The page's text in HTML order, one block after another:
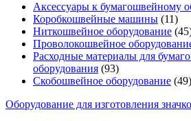
Аксессуары к бумагошвейному
Коробкошвейные машины (11)
Ниткошвейное оборудование
Проволокошвейное
Расходные материалы для
оборудования (93)
Скобошвейное оборудование (49)
Оборудование для изготовления